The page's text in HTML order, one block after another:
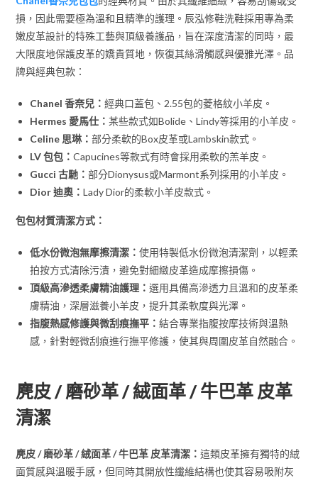
損，因此需要極為溫和且精準的護理。辰泓修鞋洗鞋採用專為柔
嫩皮革設計的特殊工藝與頂級養護品，旨在深度清潔的同時，最
大限度地保護皮革的嬌貴質地，恢復其絲滑觸感與優雅光澤。品
牌與經典包款：
Chanel 香奈兒：經典口蓋包、2.55包的菱格紋小羊皮。
Hermes 愛馬仕：某些款式如Bolide、Lindy等採用的小羊皮。
Celine 思琳：部分柔軟的Box皮革或Lambskin款式。
LV 包包：Capucines等款式有時會採用柔軟的羔羊皮。
Gucci 古馳：部分Dionysus或Marmont系列採用的小羊皮。
Dior 迪奧：Lady Dior的柔軟小羊皮款式。
包包材質清潔方式：
低水份微泡無摩擦清潔：使用特製低水份微泡清潔劑，以輕柔
拍按方式清除污漬，避免對細緻皮革造成摩擦損傷。
頂級高滲透柔膚精油護理：選用具備高滲透力且溫和的皮革柔
膚精油，深層滋養小羊皮，提升其柔軟度與光澤。
指腹熱感修護與微刮痕撫平：結合專業指腹按摩技術與溫熱
感，針對輕微刮痕進行撫平修護，使其與周圍皮革自然融合。
麂皮 / 磨砂革 / 絨面革 / 牛巴革 皮革
清潔
麂皮 / 磨砂革 / 絨面革 / 牛巴革 皮革清潔：這類皮革擁有獨特的絨
面質感與溫暖手感，但同時其開放性纖維結構也使其容易吸附灰